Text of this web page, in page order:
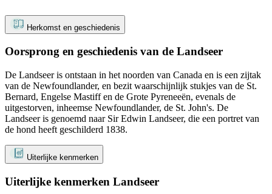
Herkomst en geschiedenis
Oorsprong en geschiedenis van de Landseer
De Landseer is ontstaan in het noorden van Canada en is een zijtak
van de Newfoundlander, en bezit waarschijnlijk stukjes van de St.
Bernard, Engelse Mastiff en de Grote Pyreneeën, evenals de
uitgestorven, inheemse Newfoundlander, de St. John's. De
Landseer is genoemd naar Sir Edwin Landseer, die een portret van
de hond heeft geschilderd 1838.
Uiterlijke kenmerken
Uiterlijke kenmerken Landseer